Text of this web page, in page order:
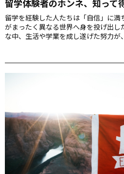
留学体験者のホンネ、知って
留学を経験した人たちは「自信」に
がまったく異なる世界へ身を投げ出し
な中、生活や学業を成し遂げた努力
コミュニティアルコムワールド内で
に、留学に関するエピソードを聞い
します。 アルコムワールドのみなさ
賞者に教わることができた 厳しかった